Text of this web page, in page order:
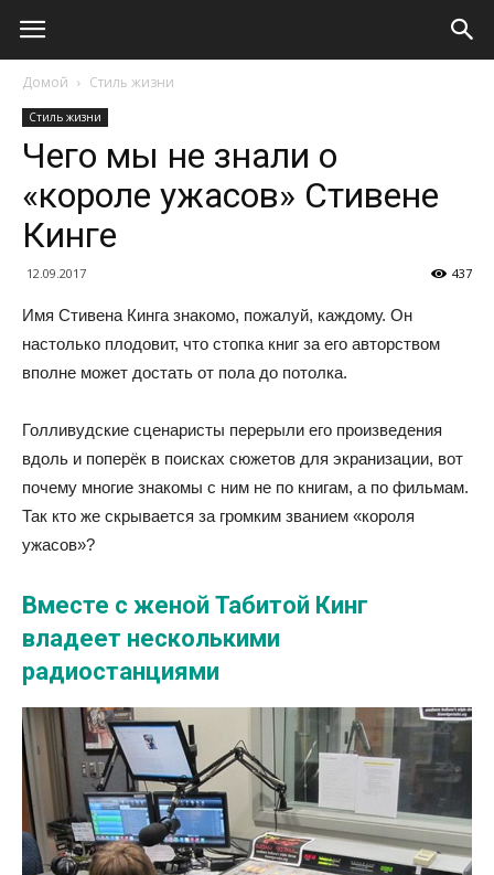
Домой Стиль жизни
Стиль жизни
Чего мы не знали о
«короле ужасов» Стивене
Кинге
12.09.2017 437
Имя Стивена Кинга знакомо, пожалуй, каждому. Он
настолько плодовит, что стопка книг за его авторством
вполне может достать от пола до потолка.
Голливудские сценаристы перерыли его произведения
вдоль и поперёк в поисках сюжетов для экранизации, вот
почему многие знакомы с ним не по книгам, а по фильмам.
Так кто же скрывается за громким званием «короля
ужасов»?
Вместе с женой Табитой Кинг
владеет несколькими
радиостанциями